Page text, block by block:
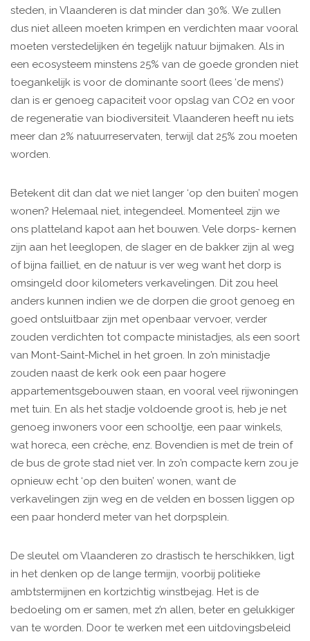
steden, in Vlaanderen is dat minder dan 30%. We zullen
dus niet alleen moeten krimpen en verdichten maar vooral
moeten verstedelijken én tegelijk natuur bijmaken. Als in
een ecosysteem minstens 25% van de goede gronden niet
toegankelijk is voor de dominante soort (lees ‘de mens’)
dan is er genoeg capaciteit voor opslag van CO2 en voor
de regeneratie van biodiversiteit. Vlaanderen heeft nu iets
meer dan 2% natuurreservaten, terwijl dat 25% zou moeten
worden.
Betekent dit dan dat we niet langer ‘op den buiten’ mogen
wonen? Helemaal niet, integendeel. Momenteel zijn we
ons platteland kapot aan het bouwen. Vele dorps- kernen
zijn aan het leeglopen, de slager en de bakker zijn al weg
of bijna failliet, en de natuur is ver weg want het dorp is
omsingeld door kilometers verkavelingen. Dit zou heel
anders kunnen indien we de dorpen die groot genoeg en
goed ontsluitbaar zijn met openbaar vervoer, verder
zouden verdichten tot compacte ministadjes, als een soort
van Mont-Saint-Michel in het groen. In zo’n ministadje
zouden naast de kerk ook een paar hogere
appartementsgebouwen staan, en vooral veel rijwoningen
met tuin. En als het stadje voldoende groot is, heb je net
genoeg inwoners voor een schooltje, een paar winkels,
wat horeca, een crèche, enz. Bovendien is met de trein of
de bus de grote stad niet ver. In zo’n compacte kern zou je
opnieuw echt ‘op den buiten’ wonen, want de
verkavelingen zijn weg en de velden en bossen liggen op
een paar honderd meter van het dorpsplein.
De sleutel om Vlaanderen zo drastisch te herschikken, ligt
in het denken op de lange termijn, voorbij politieke
ambtstermijnen en kortzichtig winstbejag. Het is de
bedoeling om er samen, met z’n allen, beter en gelukkiger
van te worden. Door te werken met een uitdovingsbeleid